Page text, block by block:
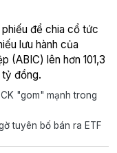
để chia cổ tức
lưu hành của
(ABIC) lên hơn 101,3
tỷ đồng.
"gom" mạnh trong
tuyên bố bán ra ETF